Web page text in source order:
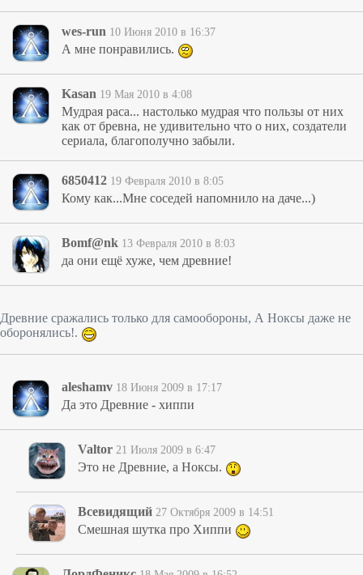
wes-run 10 Июня 2010 в 16:37
А мне понравились.
Kasan 19 Мая 2010 в 4:08
Мудрая раса... настолько мудрая что пользы от них
как от бревна, не удивительно что о них, создатели
сериала, благополучно забыли.
6850412 19 Февраля 2010 в 8:05
Кому как...Мне соседей напомнило на даче...)
Bomf@nk 13 Февраля 2010 в 8:03
да они ещё хуже, чем древние!
Древние сражались только для самообороны, А Ноксы даже не
оборонялись!.
aleshamv 18 Июня 2009 в 17:17
Да это Древние - хиппи
Valtor 21 Июля 2009 в 6:47
Это не Древние, а Ноксы.
Всевидящий 27 Октября 2009 в 14:51
Смешная шутка про Хиппи